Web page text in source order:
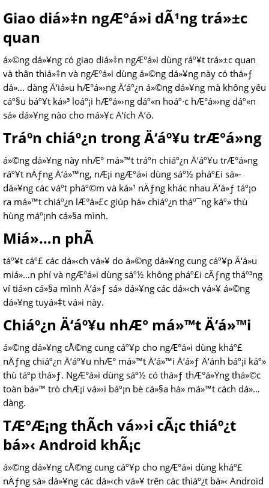
Giao diá»‡n ngÆ°á»i dÃ¹ng trá»±c
quan
á»©ng dá»¥ng có giao diá»‡n ngÆ°á»i dùng ráº¥t trá»±c quan
và thân thiá»‡n và ngÆ°á»i dùng á»©ng dá»¥ng này có thá»ƒ
dá»… dàng Ä‘iá»u hÆ°á»›ng Ä‘áº¿n á»©ng dá»¥ng mà không yêu
cáº§u báº¥t ká»³ loáº¡i hÆ°á»›ng dáº«n hoáº·c hÆ°á»›ng dáº«n
sá»­ dá»¥ng nào cho má»¥c Ä‘ích Ä‘ó.
Tráº­n chiáº¿n trong Ä‘áº¥u trÆ°á»ng
á»©ng dá»¥ng này nhÆ° má»™t tráº­n chiáº¿n Ä‘áº¥u trÆ°á»ng
ráº¥t nÄƒng Ä‘á»™ng, nÆ¡i ngÆ°á»i dùng sáº½ pháº£i sá»­
dá»¥ng các váº­t pháº©m và ká»¹ nÄƒng khác nhau Ä‘á»ƒ táº¡o
ra má»™t chiáº¿n lÆ°á»£c giúp há» chiáº¿n tháº¯ng káº» thù
hùng máº¡nh cá»§a mình.
Miá»…n phÃ­
táº¥t cáº£ các dá»‹ch vá»¥ do á»©ng dá»¥ng cung cáº¥p Ä‘á»u
miá»…n phí và ngÆ°á»i dùng sáº½ không pháº£i cÄƒng tháº³ng
ví tiá»n cá»§a mình Ä‘á»ƒ sá»­ dá»¥ng các dá»‹ch vá»¥ á»©ng
dá»¥ng tuyá»‡t vá»i này.
Chiáº¿n Ä‘áº¥u nhÆ° má»™t Ä‘á»™i
á»©ng dá»¥ng cÅ©ng cung cáº¥p cho ngÆ°á»i dùng kháº£
nÄƒng chiáº¿n Ä‘áº¥u nhÆ° má»™t Ä‘á»™i Ä‘á»ƒ Ä‘ánh báº¡i káº»
thù táº­p thá»ƒ. NgÆ°á»i dùng sáº½ có thá»ƒ thÆ°á»Ÿng thá»©c
toàn bá»™ trò chÆ¡i vá»›i báº¡n bè cá»§a há» má»™t cách dá»…
dàng.
TÆ°Æ¡ng thÃ­ch vá»›i cÃ¡c thiáº¿t
bá»‹ Android khÃ¡c
á»©ng dá»¥ng cÅ©ng cung cáº¥p cho ngÆ°á»i dùng kháº£
nÄƒng sá»­ dá»¥ng các dá»‹ch vá»¥ trên các thiáº¿t bá»‹ Android